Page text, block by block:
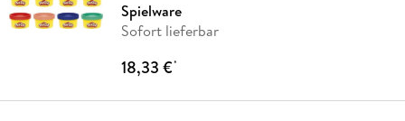
Spielware
Sofort lieferbar
18,33 €*